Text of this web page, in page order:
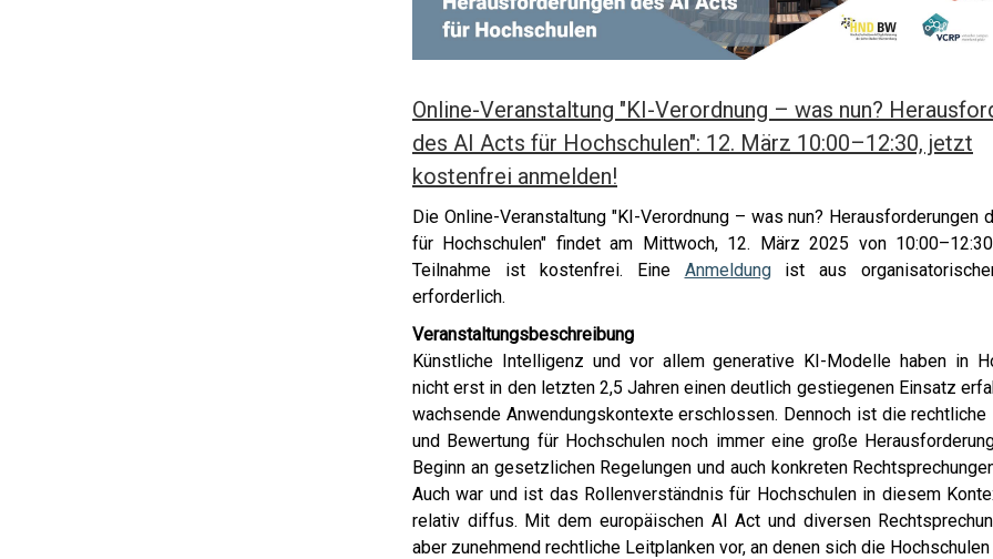
Online-Veranstaltung "KI-Verordnung – was nun?
des AI Acts für Hochschulen": 12. März 10:00–12:30, jetzt
kostenfrei anmelden!
Die Online-Veranstaltung "KI-Verordnung – was nun? Herausforderungen
für Hochschulen" findet am Mittwoch, 12. März 2025 von
Teilnahme ist kostenfrei. Eine Anmeldungist aus
erforderlich.
Veranstaltungsbeschreibung
Künstliche Intelligenz und vor allem generative KI-Modelle haben in
nicht erst in den letzten 2,5 Jahren einen deutlich gestiegenen Einsatz
wachsende Anwendungskontexte erschlossen. Dennoch ist die rechtliche
und Bewertung für Hochschulen noch immer eine große
Beginn an gesetzlichen Regelungen und auch konkreten
Auch war und ist das Rollenverständnis für Hochschulen in diesem
relativ diffus. Mit dem europäischen AI Act und diversen
aber zunehmend rechtliche Leitplanken vor, an denen sich die